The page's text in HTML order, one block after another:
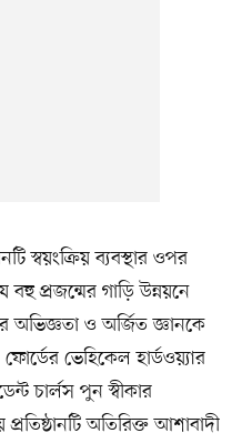
স্বয়ংক্রিয় ব্যবস্থার ওপর
প্রজন্মের গাড়ি উন্নয়নে
অভিজ্ঞতা ও অর্জিত জ্ঞানকে
ভেহিকেল হার্ডওয়্যার
চার্লস পুন স্বীকার
অতিরিক্ত আশাবাদী